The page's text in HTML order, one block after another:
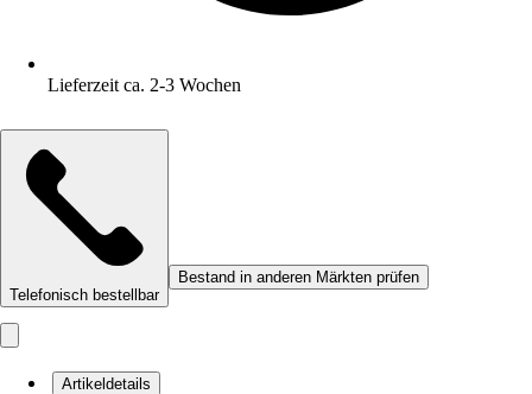
Lieferzeit ca. 2-3 Wochen
Telefonisch bestellbar
Bestand in anderen Märkten prüfen
Artikeldetails